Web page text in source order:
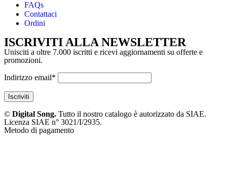
FAQs
Contattaci
Ordini
ISCRIVITI ALLA NEWSLETTER
Unisciti a oltre 7.000 iscritti e ricevi aggiornamenti su offerte e
promozioni.
Indirizzo email*
© Digital Song. Tutto il nostro catalogo è autorizzato da SIAE.
Licenza SIAE n° 3021/I/2935.
Metodo di pagamento